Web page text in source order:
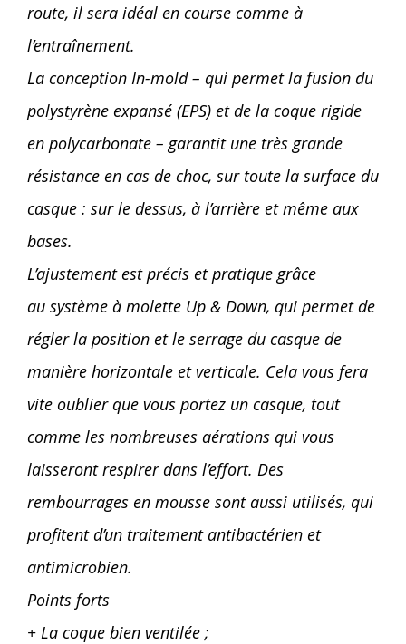
route, il sera idéal en course comme à
l’entraînement.
La conception In-mold – qui permet la fusion du
polystyrène expansé (EPS) et de la coque rigide
en polycarbonate – garantit une très grande
résistance en cas de choc, sur toute la surface du
casque : sur le dessus, à l’arrière et même aux
bases.
L’ajustement est précis et pratique grâce
au système à molette Up & Down, qui permet de
régler la position et le serrage du casque de
manière horizontale et verticale. Cela vous fera
vite oublier que vous portez un casque, tout
comme les nombreuses aérations qui vous
laisseront respirer dans l’effort. Des
rembourrages en mousse sont aussi utilisés, qui
profitent d’un traitement antibactérien et
antimicrobien.
Points forts
+ La coque bien ventilée ;